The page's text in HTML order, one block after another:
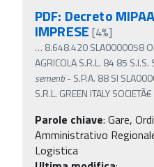
PDF: Decreto
IMPRESE [4%]
… 8.648.420 SLA0000058
AGRICOLA S.R.L. 84 85
sementi- S.P.A. 88 SI
S.R.L. GREEN ITALY
Parole chiave: Gare,
Amministrativo
Logistica